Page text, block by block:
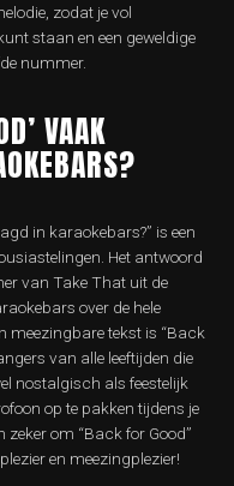
zodat je vol
staan en een geweldige
nummer.
VAAK
in karaokebars?” is een
Het antwoord
van Take That uit de
over de hele
meezingbare tekst is “Back
van alle leeftijden die
nostalgisch als feestelijk
op te pakken tijdens je
om “Back for Good”
en meezingplezier!